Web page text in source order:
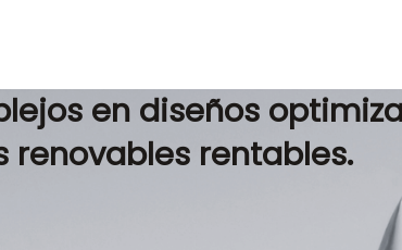
en diseños
rentables.